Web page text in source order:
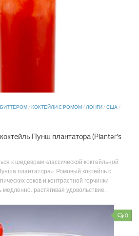
/КОКТЕЙЛИ С РОМОМ/ЛОНГИ/США/
Пунш плантатора (Planter’s
к шедеврам классической коктейльной
плантатора». Ромовый коктейль с
соков и контрастной горчинки
растягивая удовольствие...
0